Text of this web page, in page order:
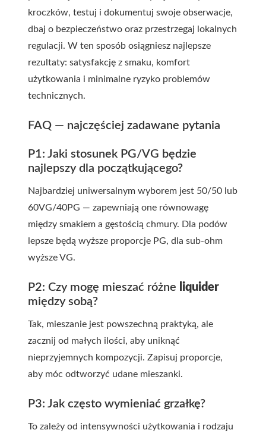
kroczków, testuj i dokumentuj swoje obserwacje,
dbaj o bezpieczeństwo oraz przestrzegaj lokalnych
regulacji. W ten sposób osiągniesz najlepsze
rezultaty: satysfakcję z smaku, komfort
użytkowania i minimalne ryzyko problemów
technicznych.
FAQ — najczęściej zadawane pytania
P1: Jaki stosunek PG/VG będzie
najlepszy dla początkującego?
Najbardziej uniwersalnym wyborem jest 50/50 lub
60VG/40PG — zapewniają one równowagę
między smakiem a gęstością chmury. Dla podów
lepsze będą wyższe proporcje PG, dla sub-ohm
wyższe VG.
P2: Czy mogę mieszać różne liquider
między sobą?
Tak, mieszanie jest powszechną praktyką, ale
zacznij od małych ilości, aby uniknąć
nieprzyjemnych kompozycji. Zapisuj proporcje,
aby móc odtworzyć udane mieszanki.
P3: Jak często wymieniać grzałkę?
To zależy od intensywności użytkowania i rodzaju